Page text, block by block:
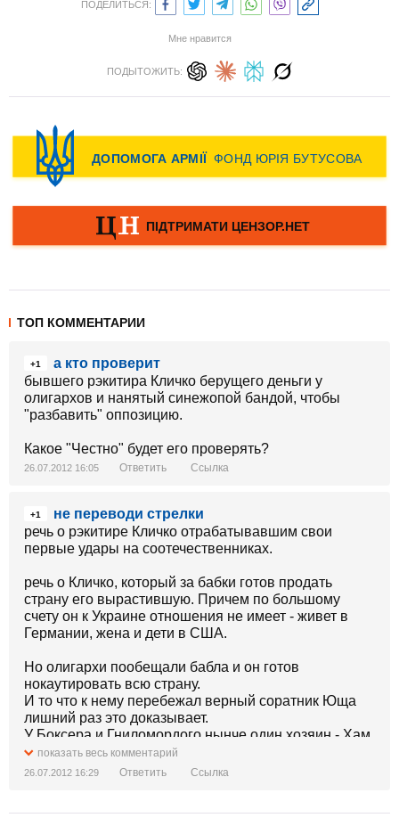
ПОДЕЛИТЬСЯ:
Мне нравится
ПОДЫТОЖИТЬ:
ТОП КОММЕНТАРИИ
+1
а кто проверит
бывшего рэкитира Кличко берущего деньги у
олигархов и нанятый синежопой бандой, чтобы
"разбавить" оппозицию.
Какое "Честно" будет его проверять?
26.07.2012 16:05 Ответить Ссылка
+1
не переводи стрелки
речь о рэкитире Кличко отрабатывавшим свои
первые удары на соотечественниках.
речь о Кличко, который за бабки готов продать
страну его вырастившую. Причем по большому
счету он к Украине отношения не имеет - живет в
Германии, жена и дети в США.
Но олигархи пообещали бабла и он готов
нокаутировать всю страну.
И то что к нему перебежал верный соратник Юща
лишний раз это доказывает.
У Боксера и Гниломордого нынче один хозяин - Хам
Межигорский.
показать весь комментарий
26.07.2012 16:29 Ответить Ссылка